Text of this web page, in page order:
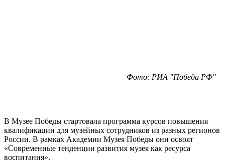
Фото: РИА "Победа РФ"
В Музее Победы стартовала программа курсов повышения
квалификации для музейных сотрудников из разных регионов
России. В рамках Академии Музея Победы они освоят
«Современные тенденции развития музея как ресурса
воспитания».